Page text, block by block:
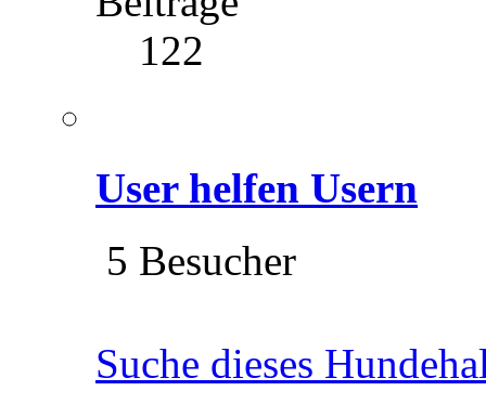
122
User helfen Usern
5 Besucher
Suche dieses